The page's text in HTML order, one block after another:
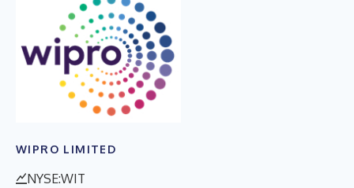
WIPRO LIMITED
NYSE:WIT